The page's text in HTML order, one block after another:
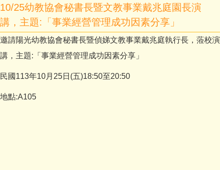
10/25幼教協會秘書長暨文教事業戴兆庭園長演
講，主題:「事業經營管理成功因素分享」
邀請陽光幼教協會秘書長暨偵娣文教事業戴兆庭執行長，蒞校演
講，主題:「事業經營管理成功因素分享」
民國113年10月25日(五)18:50至20:50
地點:A105